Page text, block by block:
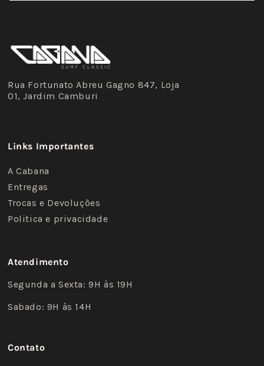
Rua Fortunato Abreu Gagno 847, Loja
01, Jardim Camburi
Links Importantes
A Cabana
Entregas
Trocas e Devoluções
Politica e privacidade
Atendimento
Segunda a Sexta: 9H às 19H
Sabado: 9H às 14H
Contato